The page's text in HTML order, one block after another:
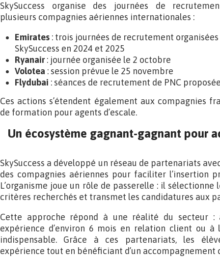
SkySuccess organise des journées de
plusieurs compagnies aériennes internationales :
Emirates : trois journées de recrutement
SkySuccess en 2024 et 2025
Ryanair: journée organisée le 2 octobre
Volotea : session prévue le 25 novembre
Flydubai : séances de recrutement de PNC
Ces actions s’étendent également aux compagnies
de formation pour agents d’escale.
Un écosystème gagnant-gagnant pour
SkySuccess a développé un réseau de partenariats
des compagnies aériennes pour faciliter l’insertion
L’organisme joue un rôle de passerelle : il
critères recherchés et transmet les candidatures aux
Cette approche répond à une réalité du secteur :
expérience d’environ 6 mois en relation client ou à
indispensable. Grâce à ces partenariats, les
expérience tout en bénéficiant d’un accompagnement